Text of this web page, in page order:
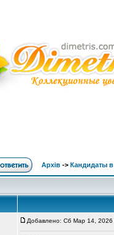
Архів -> Кандидаты в
Добавлено: Сб Мар 14, 2026